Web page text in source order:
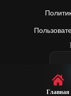
Главная